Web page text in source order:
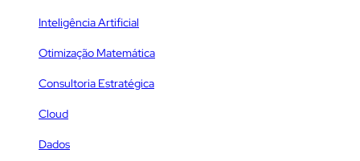
Inteligência Artificial
Otimização Matemática
Consultoria Estratégica
Cloud
Dados